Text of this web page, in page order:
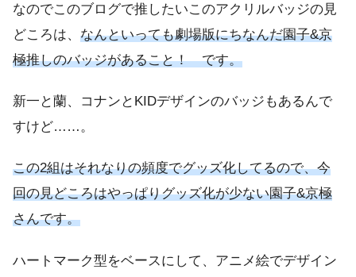
なのでこのブログで推したいこのアクリルバッジの見
どころは、 なんといっても劇場版にちなんだ園子&京
極推しのバッジがあること！ です。
新一と蘭、コナンとKIDデザインのバッジもあるんで
すけど……。
この2組はそれなりの頻度でグッズ化してるので、今
回の見どころはやっぱりグッズ化が少ない園子&京極
さんです。
ハートマーク型をベースにして、アニメ絵でデザイン